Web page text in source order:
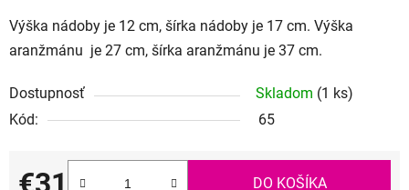
Výška nádoby je 12 cm, šírka nádoby je 17 cm. Výška
aranžmánu je 27 cm, šírka aranžmánu je 37 cm.
Dostupnosť Skladom (1 ks)
Kód:
65
DO KOŠÍKA